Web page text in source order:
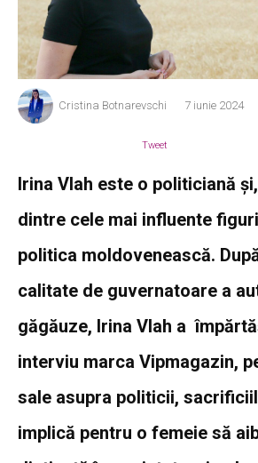
Cristina Botnarevschi 7 iunie 2024
Tweet
Irina Vlah este o politiciană
dintre cele mai influente
politica moldovenească.
calitate de guvernatoare a
găgăuze, Irina Vlah a
interviu marca Vipmagazin,
sale asupra politicii,
implică pentru o femeie să